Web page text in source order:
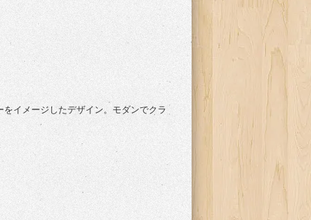
イメージしたデザイン。モダンでクラ